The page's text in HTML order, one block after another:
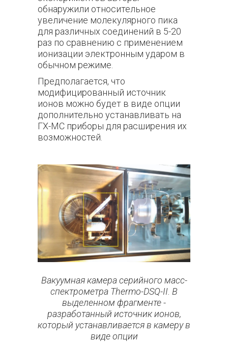
обнаружили относительное
увеличение молекулярного пика
для различных соединений в 5-20
раз по сравнению с применением
ионизации электронным ударом в
обычном режиме.
Предполагается, что
модифицированный источник
ионов можно будет в виде опции
дополнительно устанавливать на
ГХ-МС приборы для расширения их
возможностей.
Вакуумная камера серийного масс-
спектрометра Thermo-DSQ-II. В
выделенном фрагменте -
разработанный источник ионов,
который устанавливается в камеру в
виде опции